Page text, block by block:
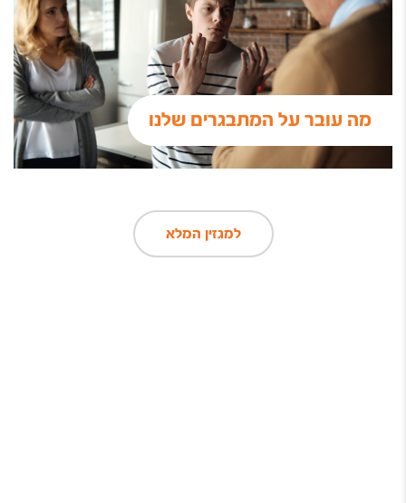
מה עובר על המתבגרים שלנו
למגזין המלא